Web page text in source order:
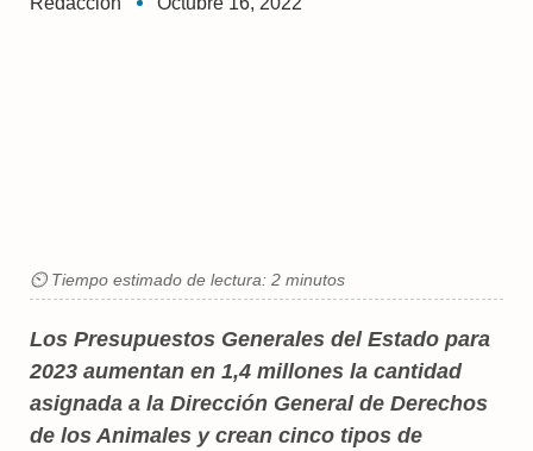
⏲ Tiempo estimado de lectura: 2 minutos
Los Presupuestos Generales del Estado para
2023 aumentan en 1,4 millones la cantidad
asignada a la Dirección General de Derechos
de los Animales y crean cinco tipos de